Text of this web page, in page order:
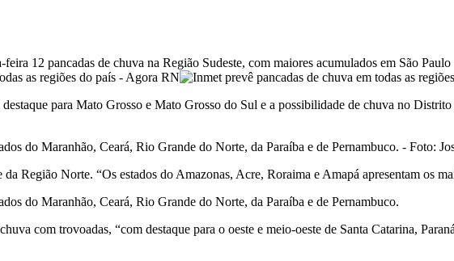
12 pancadas de chuva na Região Sudeste, com maiores acumulados em São
para Mato Grosso e Mato Grosso do Sul e a possibilidade de chuva no Distrito
do Maranhão, Ceará, Rio Grande do Norte, da Paraíba e de Pernambuco. - Foto:
Região Norte. “Os estados do Amazonas, Acre, Roraima e Amapá apresentam os
do Maranhão, Ceará, Rio Grande do Norte, da Paraíba e de Pernambuco.
com trovoadas, “com destaque para o oeste e meio-oeste de Santa Catarina,